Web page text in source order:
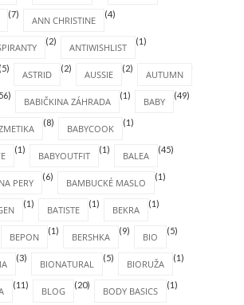
(7)
ANN CHRISTINE
(4)
(2)
ANTIWISHLIST
(1)
(5)
ASTRID
(2)
AUSSIE
(2)
AUTUMN
BABIČKINA ZÁHRADA
(1)
BABY
(49)
(8)
BABYCOOK
(1)
(1)
BABYOUTFIT
(1)
BALEA
(45)
PERY
(6)
BAMBUCKÉ MASLO
(1)
(1)
BATISTE
(1)
BEKRA
(1)
BEPON
(1)
BERSHKA
(9)
BIO
(5)
(3)
BIONATURAL
(5)
BIORUŽA
(1)
(11)
BLOG
(20)
BODY BASICS
(1)